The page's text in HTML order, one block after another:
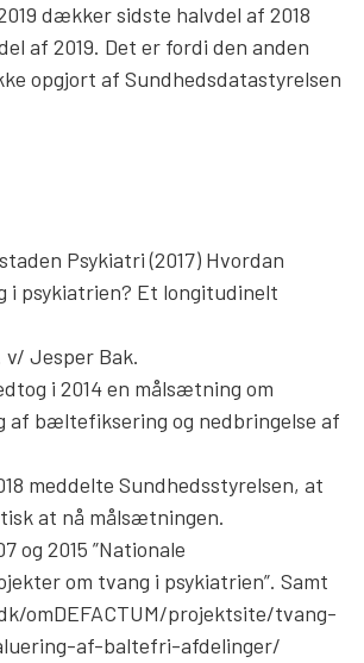
dækker sidste halvdel af 2018
af 2019. Det er fordi den anden
opgjort af Sundhedsdatastyrelsen
Psykiatri (2017) Hvordan
i psykiatrien? Et longitudinelt
v/ Jesper Bak.
i 2014 en målsætning om
af bæltefiksering og nedbringelse af
meddelte Sundhedsstyrelsen, at
at nå målsætningen.
og 2015 ”Nationale
om tvang i psykiatrien”. Samt
omDEFACTUM/projektsite/tvang-
af-baltefri-afdelinger/